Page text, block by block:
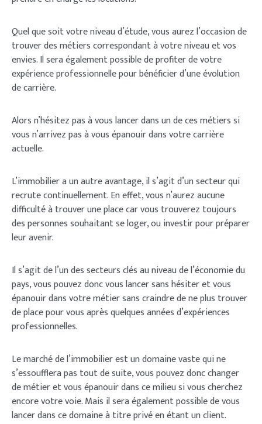
Quel que soit votre niveau d’étude, vous aurez l’occasion de
trouver des métiers correspondant à votre niveau et vos
envies. Il sera également possible de profiter de votre
expérience professionnelle pour bénéficier d’une évolution
de carrière.
Alors n’hésitez pas à vous lancer dans un de ces métiers si
vous n’arrivez pas à vous épanouir dans votre carrière
actuelle.
L’immobilier a un autre avantage, il s’agit d’un secteur qui
recrute continuellement. En effet, vous n’aurez aucune
difficulté à trouver une place car vous trouverez toujours
des personnes souhaitant se loger, ou investir pour préparer
leur avenir.
Il s’agit de l’un des secteurs clés au niveau de l’économie du
pays, vous pouvez donc vous lancer sans hésiter et vous
épanouir dans votre métier sans craindre de ne plus trouver
de place pour vous après quelques années d’expériences
professionnelles.
Le marché de l’immobilier est un domaine vaste qui ne
s’essoufflera pas tout de suite, vous pouvez donc changer
de métier et vous épanouir dans ce milieu si vous cherchez
encore votre voie. Mais il sera également possible de vous
lancer dans ce domaine à titre privé en étant un client.
Login
SIGN IN
Welcome to Typer
user sees in the theme.
NEXT PASSER